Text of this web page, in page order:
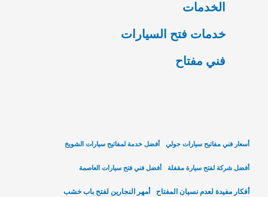
الخدمات
خدمات فتح السيارات
فني مفتاح
أسعار فني مفاتيح سيارات حولي أفضل خدمة لمفاتيح سيارات الشويخ
أفضل شركة لفتح سيارة مقفلة أفضل فني فتح سيارات العاصمة
أفكار مفيدة لعدم نسيان المفتاح أمهر النجارين لفتح باب خشب